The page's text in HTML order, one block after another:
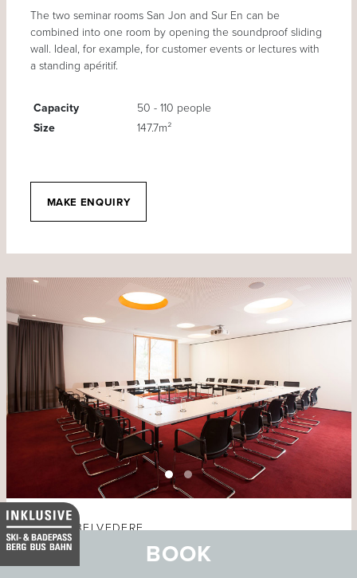
BOOK
The two seminar rooms San Jon and Sur En can be
combined into one room by opening the soundproof sliding
wall. Ideal, for example, for customer events or lectures with
a standing apéritif.
Capacity
50 - 110 people
Size
147.7m²
MAKE ENQUIRY
HOTEL BELVEDERE
Sur En